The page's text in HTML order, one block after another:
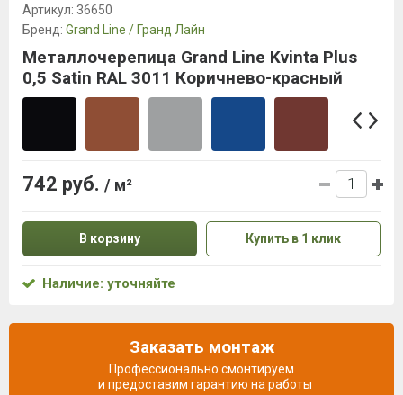
Артикул: 36650
Бренд: Grand Line / Гранд Лайн
Металлочерепица Grand Line Kvinta Plus
0,5 Satin RAL 3011 Коричнево-красный
742 руб. / м²
В корзину Купить в 1 клик
Наличие: уточняйте
Заказать монтаж
Профессионально смонтируем
и предоставим гарантию на работы